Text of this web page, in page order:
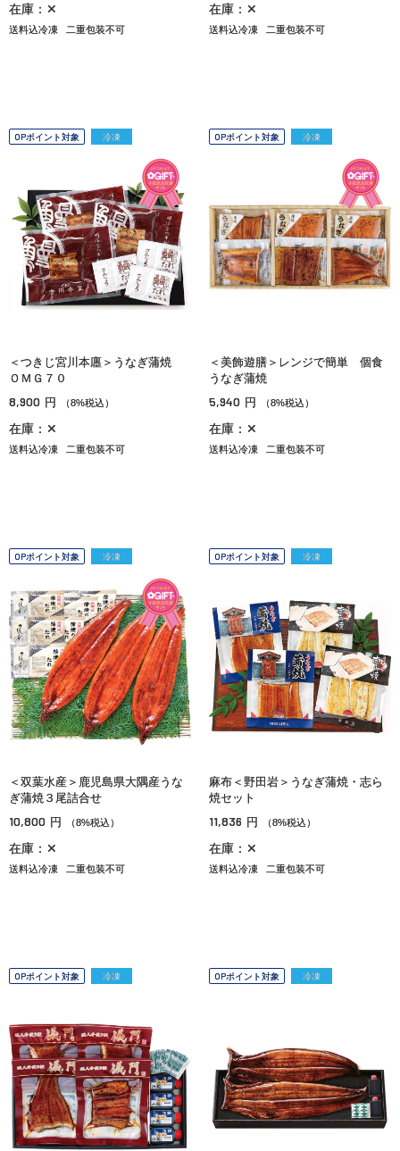
在庫：✕
送料込冷凍 二重包装不可
在庫：✕
送料込冷凍 二重包装不可
OPポイント対象 冷凍
＜つきじ宮川本廛＞うなぎ蒲焼
ＯＭＧ７０
8,900 円 （8%税込）
在庫：✕
送料込冷凍 二重包装不可
OPポイント対象 冷凍
＜美飾遊膳＞レンジで簡単 個食
うなぎ蒲焼
5,940 円 （8%税込）
在庫：✕
送料込冷凍 二重包装不可
OPポイント対象 冷凍
＜双葉水産＞鹿児島県大隅産うな
ぎ蒲焼３尾詰合せ
10,800 円 （8%税込）
在庫：✕
送料込冷凍 二重包装不可
OPポイント対象 冷凍
麻布＜野田岩＞うなぎ蒲焼・志ら
焼セット
11,836 円 （8%税込）
在庫：✕
送料込冷凍 二重包装不可
OPポイント対象 冷凍 OPポイント対象 冷凍